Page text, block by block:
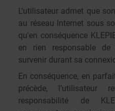
L’utilisateur admet que
au réseau Internet sous
qu'en conséquence
en rien responsable
survenir durant sa
En conséquence, en
précède, l’utilisateur
responsabilité de